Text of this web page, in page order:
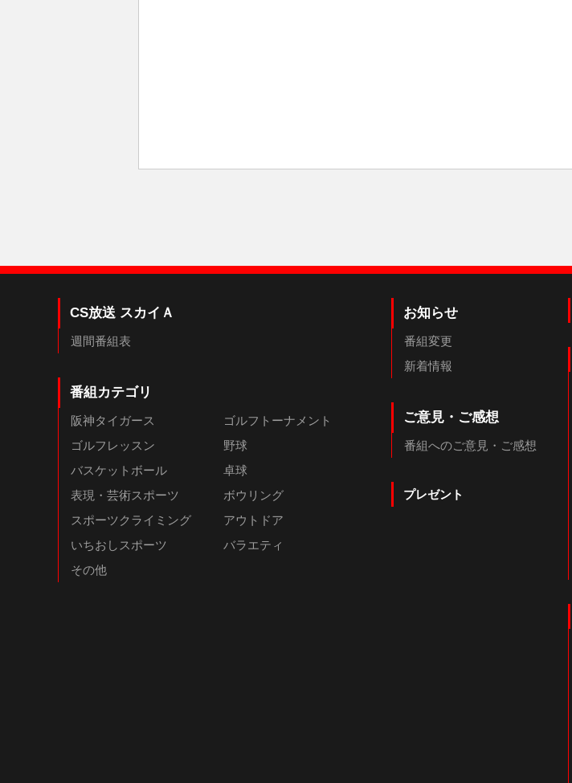
CS放送 スカイＡ
週間番組表
番組カテゴリ
阪神タイガース
ゴルフトーナメント
ゴルフレッスン
野球
バスケットボール
卓球
表現・芸術スポーツ
ボウリング
スポーツクライミング
アウトドア
いちおしスポーツ
バラエティ
その他
お知らせ
番組変更
新着情報
ご意見・ご感想
番組へのご意見・ご感想
プレゼント